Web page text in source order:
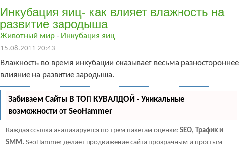
Инкубация яиц- как влияет влажность на
развитие зародыша
Животный мир - Инкубация яиц
15.08.2011 20:43
Влажность во время инкубации оказывает весьма разностороннее
влияние на развитие зародыша.
Забиваем Сайты В ТОП КУВАЛДОЙ - Уникальные
возможности от SeoHammer
Каждая ссылка анализируется по трем пакетам оценки: SEO, Трафик и
SMM. SeoHammer делает продвижение сайта прозрачным и простым